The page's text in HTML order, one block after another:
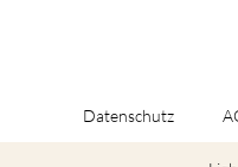
Datenschutz